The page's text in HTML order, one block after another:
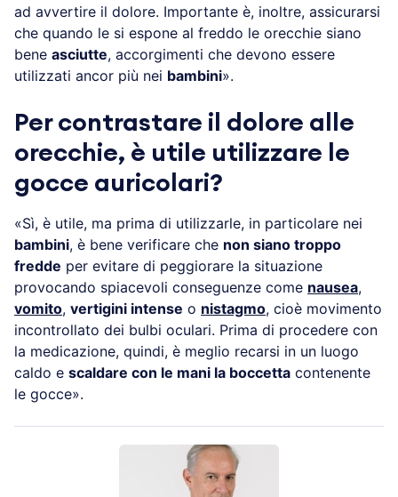
ad avvertire il dolore. Importante è, inoltre, assicurarsi
che quando le si espone al freddo le orecchie siano
bene asciutte, accorgimenti che devono essere
utilizzati ancor più nei bambini».
Per contrastare il dolore alle
orecchie, è utile utilizzare le
gocce auricolari?
«Sì, è utile, ma prima di utilizzarle, in particolare nei
bambini, è bene verificare che non siano troppo
fredde per evitare di peggiorare la situazione
provocando spiacevoli conseguenze come nausea,
vomito, vertigini intense o nistagmo, cioè movimento
incontrollato dei bulbi oculari. Prima di procedere con
la medicazione, quindi, è meglio recarsi in un luogo
caldo e scaldare con le mani la boccetta contenente
le gocce».